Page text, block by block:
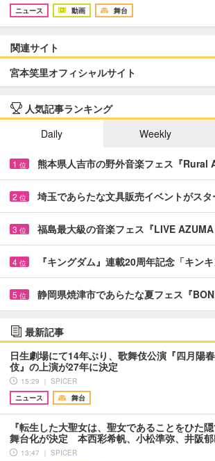
ニュース
動画 舞台
関連サイト
宮本笑里オフィシャルサイト
人気記事ランキング
Daily
Weekly
1 位 熊本県人吉市の野外音楽フェス『
2 位 埼玉であらたな文具販売イベントがス
3 位 福島最大級の音楽フェス『LIVE
4 位 『キングダム』連載20周年記念「キン
5 位 静岡県焼津市であらたな夏フェス『
最新記事
日生劇場にて14年ぶり、歌舞伎公演『四月陽
伎』の上演が27年に決定
15:29 ｜ SPICER
ニュース
舞台
『転生した大聖女は、聖女であることをひた
舞台化が決定 本西彩希帆、小松準弥、井阪
13:47 ｜ SPICER